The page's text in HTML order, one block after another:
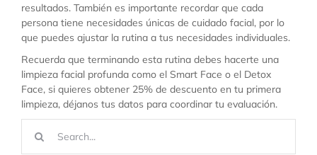
resultados. También es importante recordar que cada
persona tiene necesidades únicas de cuidado facial, por lo
que puedes ajustar la rutina a tus necesidades individuales.
Recuerda que terminando esta rutina debes hacerte una
limpieza facial profunda como el Smart Face o el Detox
Face, si quieres obtener 25% de descuento en tu primera
limpieza, déjanos tus datos para coordinar tu evaluación.